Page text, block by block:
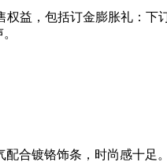
益，包括订金膨胀礼：下
合镀铬饰条，时尚感十足